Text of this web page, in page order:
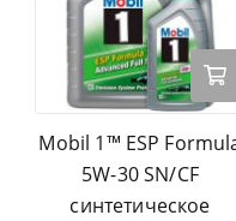
Mobil 1™ ESP
5W-30 SN/CF
синтетическое